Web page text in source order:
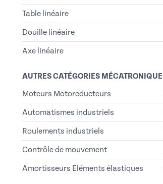
Table linéaire
Douille linéaire
Axe linéaire
AUTRES CATÉGORIES MÉCATRONIQUE
Moteurs Motoreducteurs
Automatismes industriels
Roulements industriels
Contrôle de mouvement
Amortisseurs Eléments élastiques